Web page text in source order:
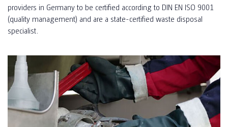
providers in Germany to be certified according to DIN EN ISO 9001
(quality management) and are a state-certified waste disposal
specialist.